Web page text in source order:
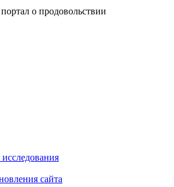
о продовольствии
сайта